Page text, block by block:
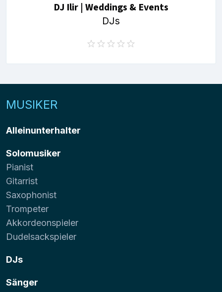
DJ Ilir | Weddings & Events
DJs
MUSIKER
Alleinunterhalter
Solomusiker
Pianist
Gitarrist
Saxophonist
Trompeter
Akkordeonspieler
Dudelsackspieler
DJs
Sänger